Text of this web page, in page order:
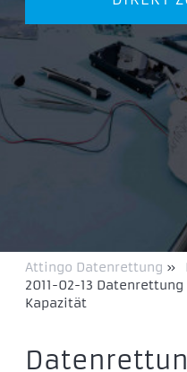
Attingo Datenrettung »
2011-02-13
Kapazität